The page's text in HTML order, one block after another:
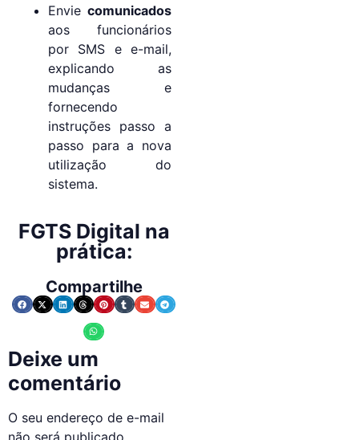
Envie comunicados
aos funcionários
por SMS e e-mail,
explicando as
mudanças e
fornecendo
instruções passo a
passo para a nova
utilização do
sistema.
FGTS Digital na
prática:
Compartilhe
Deixe um
comentário
O seu endereço de e-mail